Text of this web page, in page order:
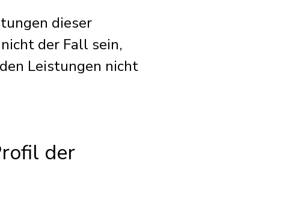
dieser
der Fall sein,
Leistungen nicht
der